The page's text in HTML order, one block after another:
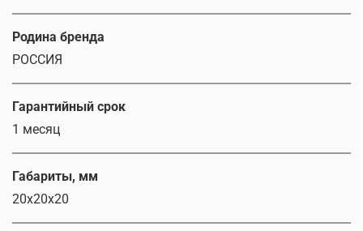
Родина бренда
РОССИЯ
Гарантийный срок
1 месяц
Габариты, мм
20x20x20